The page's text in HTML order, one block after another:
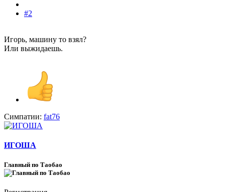
#2
Игорь, машину то взял?
Или выжидаешь.
Симпатии: fat76
ИГОША
Главный по Таобао